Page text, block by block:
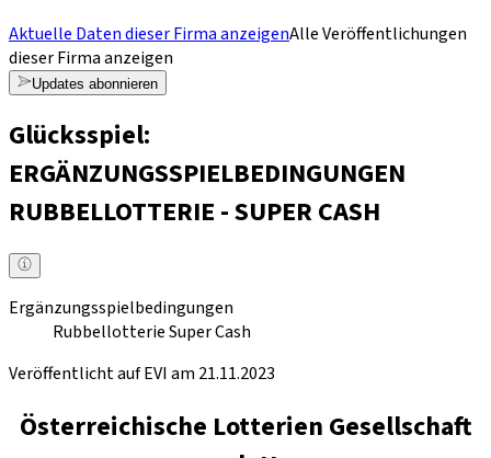
Aktuelle Daten dieser Firma anzeigenAlle Veröffentlichungen
dieser Firma anzeigen
Updates abonnieren
Glücksspiel:
ERGÄNZUNGSSPIELBEDINGUNGEN
RUBBELLOTTERIE - SUPER CASH
Ergänzungsspielbedingungen
Rubbellotterie Super Cash
Veröffentlicht auf EVI am 21.11.2023
Österreichische Lotterien Gesellschaft